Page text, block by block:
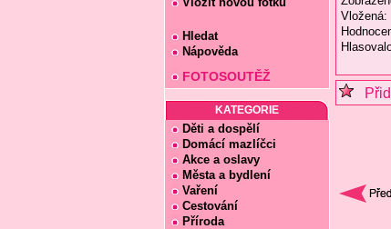
Hledat
Nápověda
FOTOSOUTĚŽ
KATEGORIE
Děti a dospělí
Domácí mazlíčci
Akce a oslavy
Města a bydlení
Vaření
Cestování
Příroda
Vložená: